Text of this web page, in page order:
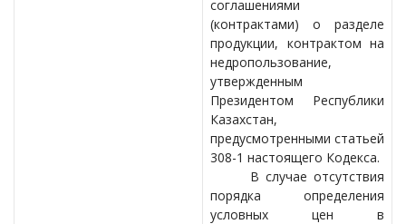
соглашениями
(контрактами) о разделе
продукции, контрактом на
недропользование,
утвержденным
Президентом Республики
Казахстан,
предусмотренными статьей
308-1 настоящего Кодекса.
В случае отсутствия
порядка определения
условных цен в